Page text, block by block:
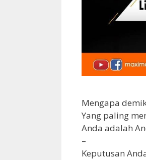
Mengapa
Yang paling
Anda adalah
–
Keputusan